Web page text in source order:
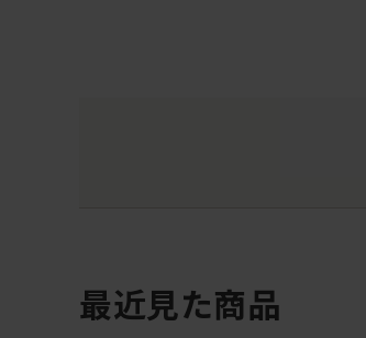
最近見た商品